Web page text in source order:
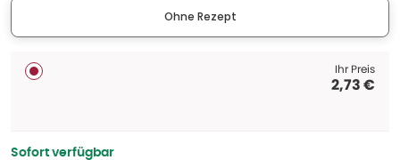
Ohne Rezept
Ihr Preis
2,73 €
Sofort verfügbar